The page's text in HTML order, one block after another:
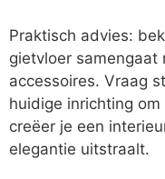
Praktisch advies:
gietvloer samengaat
accessoires. Vraag
huidige inrichting
creëer je een
elegantie uitstraalt.